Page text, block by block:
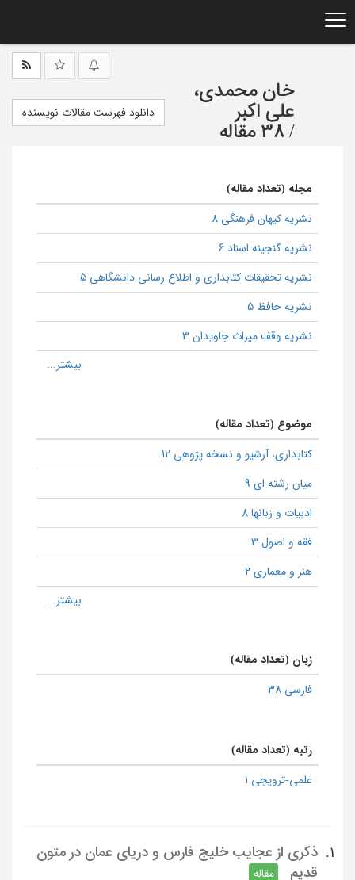
خان محمدی،
علی اکبر
/ 38 مقاله
دانلود فهرست مقالات نویسنده
مجله (تعداد مقاله)
نشریه کیهان فرهنگی 8
نشریه گنجینه اسناد 6
نشریه تحقیقات کتابداری و اطلاع رسانی دانشگاهی 5
نشریه حافظ 5
نشریه وقف میراث جاویدان 3
موضوع (تعداد مقاله)
كتابداری، آرشیو و نسخه پژوهی 12
میان رشته ای 9
ادبیات و زبانها 8
فقه و اصول 3
هنر و معماری 2
زبان (تعداد مقاله)
فارسی 38
رتبه (تعداد مقاله)
علمی-ترویجی 1
1.
ذکری از عجایب خلیج فارس و دریای عمان در متون
قدیم
مقاله